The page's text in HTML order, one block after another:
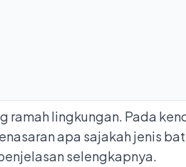
ramah lingkungan. Pada
apa sajakah jenis
selengkapnya.